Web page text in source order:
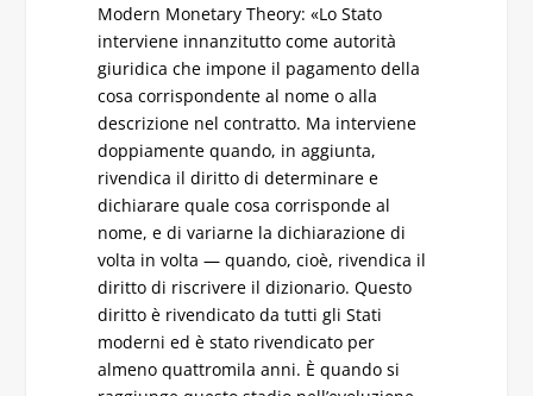
Modern Monetary Theory: «Lo Stato
interviene innanzitutto come autorità
giuridica che impone il pagamento della
cosa corrispondente al nome o alla
descrizione nel contratto. Ma interviene
doppiamente quando, in aggiunta,
rivendica il diritto di determinare e
dichiarare quale cosa corrisponde al
nome, e di variarne la dichiarazione di
volta in volta — quando, cioè, rivendica il
diritto di riscrivere il dizionario. Questo
diritto è rivendicato da tutti gli Stati
moderni ed è stato rivendicato per
almeno quattromila anni. È quando si